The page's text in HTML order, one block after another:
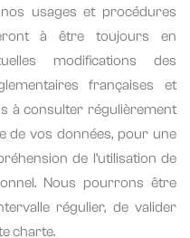
usages et procédures
à être toujours en
modifications des
françaises et
à consulter régulièrement
de vos données, pour une
de l’utilisation de
Nous pourrons être
régulier, de valider
charte.